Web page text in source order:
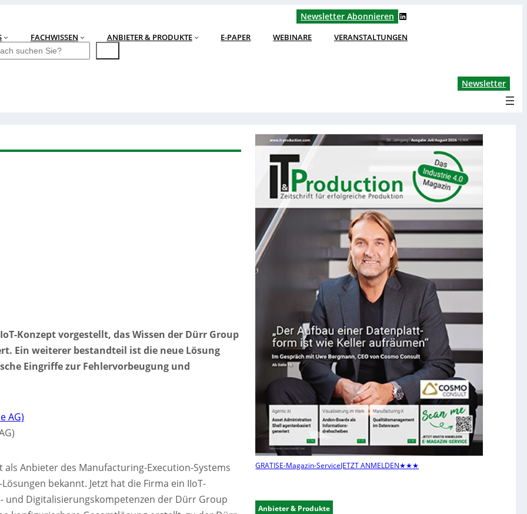
Newsletter Abonnieren LinkedIn
FACHWISSEN ANBIETER & PRODUKTE E-PAPER WEBINARE VERANSTALTUNGEN
Newsletter
Konzept vorgestellt, das Wissen der Dürr Group
Ein weiterer bestandteil ist die neue Lösung
Eingriffe zur Fehlervorbeugung und
Anbieter des Manufacturing-Execution-Systems
bekannt. Jetzt hat die Firma ein IIoT-
und Digitalisierungskompetenzen der Dürr Group
GRATISE-Magazin-ServiceJETZT ANMELDEN★★★
Anbieter & Produkte